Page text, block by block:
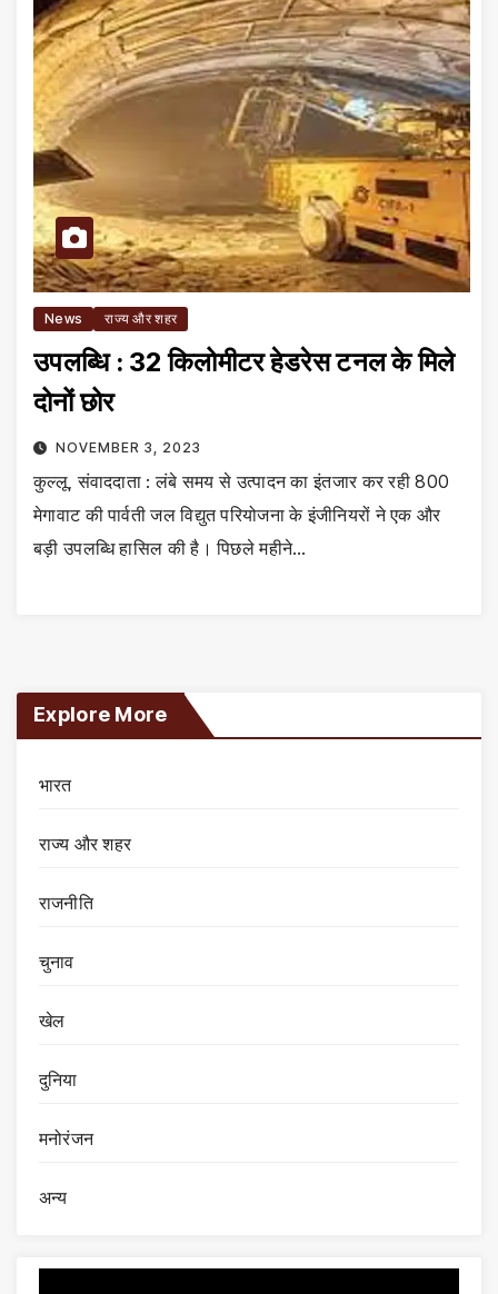
News राज्य और शहर
उपलब्धि : 32 किलोमीटर हेडरेस टनल के मिले
दोनों छोर
NOVEMBER 3, 2023
कुल्लू, संवाददाता : लंबे समय से उत्पादन का इंतजार कर रही 800
मेगावाट की पार्वती जल विद्युत परियोजना के इंजीनियरों ने एक और
बड़ी उपलब्धि हासिल की है। पिछले महीने…
Explore More
भारत
राज्य और शहर
राजनीति
चुनाव
खेल
दुनिया
मनोरंजन
अन्य